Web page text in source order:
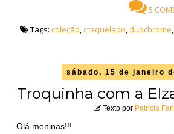
5
Tags: coleção,craquelado,duochrome,
sábado, 15 de janeiro
Troquinha com a
Texto por Patricia
Olá meninas!!!